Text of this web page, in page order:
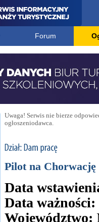
Forum
Uwaga! Serwis nie bierze
ogłoszeniodawca.
Pilot na Chorwację
Data
Data ważności:
Województwo: